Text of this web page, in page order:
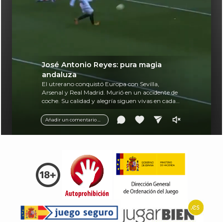
Añadir un comentario ...
José Antonio Reyes: pura magia
andaluza
El utrerano conquistó Europa con Sevilla,
Arsenal y Real Madrid. Murió en un accidente de
coche. Su calidad y alegría siguen vivas en cada